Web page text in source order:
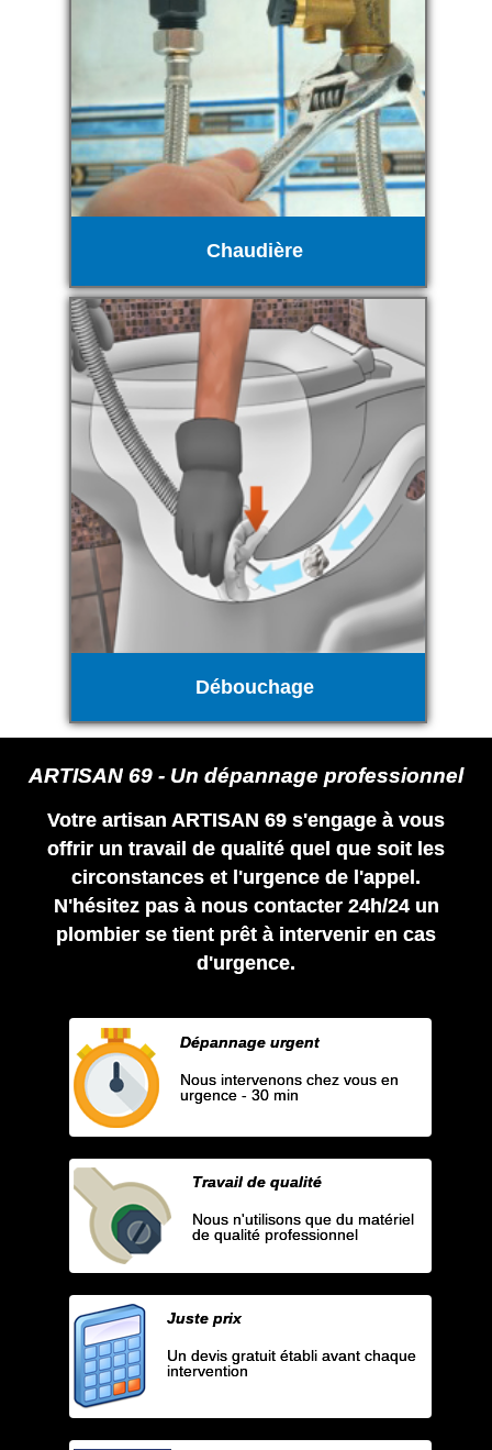
Chaudière
Débouchage
ARTISAN 69 - Un dépannage professionnel
Votre artisan ARTISAN 69 s'engage à vous
offrir un travail de qualité quel que soit les
circonstances et l'urgence de l'appel.
N'hésitez pas à nous contacter 24h/24 un
plombier se tient prêt à intervenir en cas
d'urgence.
Dépannage urgent
Nous intervenons chez vous en
urgence - 30 min
Travail de qualité
Nous n'utilisons que du matériel
de qualité professionnel
Juste prix
Un devis gratuit établi avant chaque
intervention